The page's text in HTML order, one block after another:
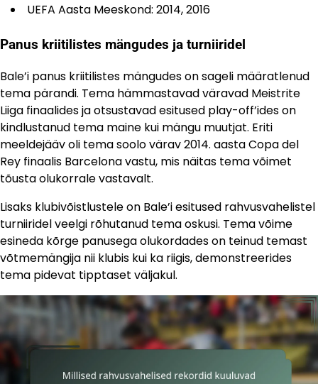
UEFA Aasta Meeskond: 2014, 2016
Panus kriitilistes mängudes ja turniiridel
Bale’i panus kriitilistes mängudes on sageli määratlenud
tema pärandi. Tema hämmastavad väravad Meistrite
Liiga finaalides ja otsustavad esitused play-off’ides on
kindlustanud tema maine kui mängu muutjat. Eriti
meeldejääv oli tema soolo värav 2014. aasta Copa del
Rey finaalis Barcelona vastu, mis näitas tema võimet
tõusta olukorrale vastavalt.
Lisaks klubivõistlustele on Bale’i esitused rahvusvahelistel
turniiridel veelgi rõhutanud tema oskusi. Tema võime
esineda kõrge panusega olukordades on teinud temast
võtmemängija nii klubis kui ka riigis, demonstreerides
tema pidevat tipptaset väljakul.